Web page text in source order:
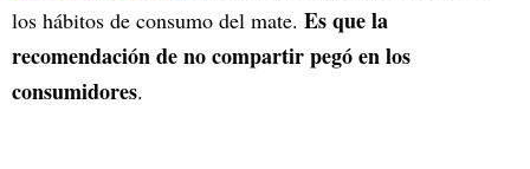
los hábitos de consumo del mate. Es que la
recomendación de no compartir pegó en los
consumidores.